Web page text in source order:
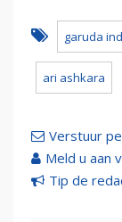
garuda
ari ashkara
Verstuur
Meld u aan
Tip de